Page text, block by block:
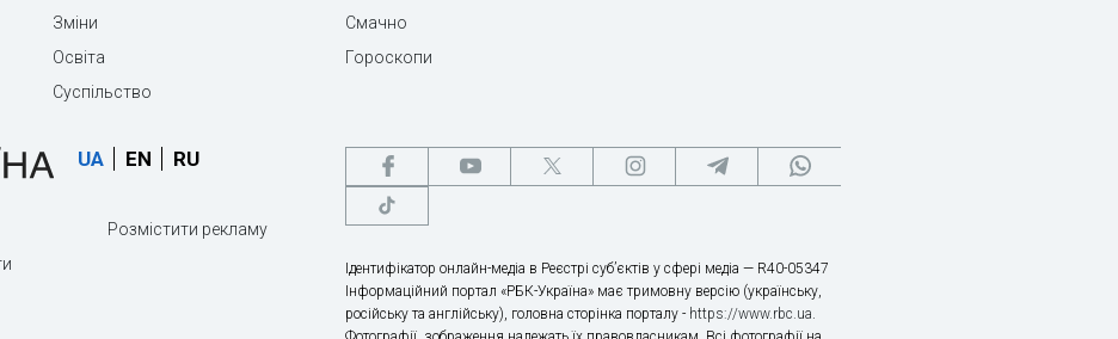
Зміни
Освіта
Суспільство
Смачно
Гороскопи
UA EN RU
Розмістити рекламу
Ідентифікатор онлайн-медіа в Реєстрі суб’єктів у сфері медіа — R40-05347
Інформаційний портал «РБК-Україна» має тримовну версію (українську,
російську та англійську), головна сторінка порталу - https://www.rbc.ua.